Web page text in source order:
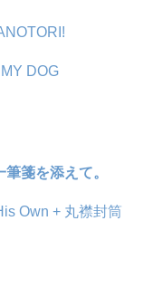
DOG
箋を添えて。
Own + 丸襟封筒